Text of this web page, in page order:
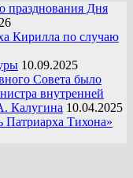
празднования Дня
Кирилла по случаю
10.09.2025
Совета было
внутренней
Калугина 10.04.2025
Патриарха Тихона»